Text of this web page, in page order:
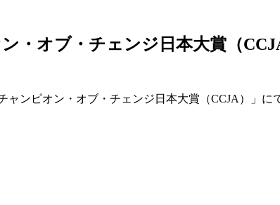
ン・オブ・チェンジ日本大賞（
ャンピオン・オブ・チェンジ日本大賞（CCJA）」